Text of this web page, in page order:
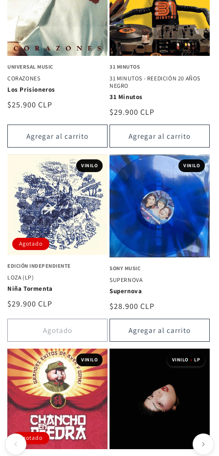
UNIVERSAL MUSIC
CORAZONES
Los Prisioneros
Precio
$25.900 CLP
Agregar al carrito
31 MINUTOS
31 MINUTOS - REEDICIÓN 20 AÑOS
NEGRO
31 Minutos
Precio
habitual
$29.900 CLP
Agregar al carrito
VINILO
Agotado
EDICIÓN INDEPENDIENTE
LOZA (LP)
Niña Tormenta
Precio
$29.900 CLP
Agotado
VINILO
SONY MUSIC
SUPERNOVA
Supernova
Precio
habitual
$28.900 CLP
Agregar al carrito
VINILO
Agotado
VINILO • LP